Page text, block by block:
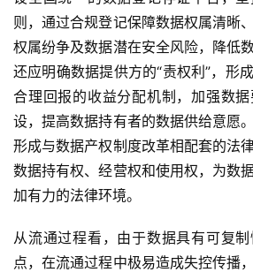
则，通过合规登记保障数据权属清晰
权属纷争及数据潜在安全风险，降低
还应明确数据提供方的“责权利”，形
合理回报的收益分配机制，加强数
设，提高数据持有者的数据供给意愿
形成与数据产权制度改革相配套的法
数据持有权、经营权和使用权，为数
加有力的法律环境。
从流通过程看，由于数据具有可复
点，在流通过程中极易造成失控传播